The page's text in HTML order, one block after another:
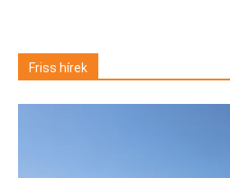
Friss hírek